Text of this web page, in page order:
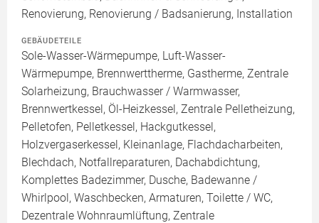
Renovierung, Renovierung / Badsanierung, Installation
GEBÄUDETEILE
Sole-Wasser-Wärmepumpe, Luft-Wasser-
Wärmepumpe, Brennwerttherme, Gastherme, Zentrale
Solarheizung, Brauchwasser / Warmwasser,
Brennwertkessel, Öl-Heizkessel, Zentrale Pelletheizung,
Pelletofen, Pelletkessel, Hackgutkessel,
Holzvergaserkessel, Kleinanlage, Flachdacharbeiten,
Blechdach, Notfallreparaturen, Dachabdichtung,
Komplettes Badezimmer, Dusche, Badewanne /
Whirlpool, Waschbecken, Armaturen, Toilette / WC,
Dezentrale Wohnraumlüftung, Zentrale